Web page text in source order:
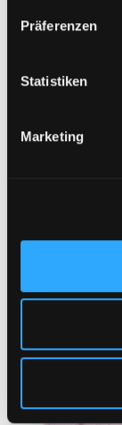
Präferenzen
Statistiken
Marketing
PFLEGEHINWEISE